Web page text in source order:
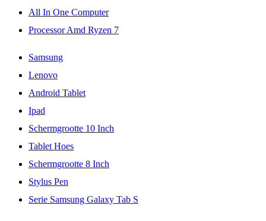
All In One Computer
Processor Amd Ryzen 7
Samsung
Lenovo
Android Tablet
Ipad
Schermgrootte 10 Inch
Tablet Hoes
Schermgrootte 8 Inch
Stylus Pen
Serie Samsung Galaxy Tab S